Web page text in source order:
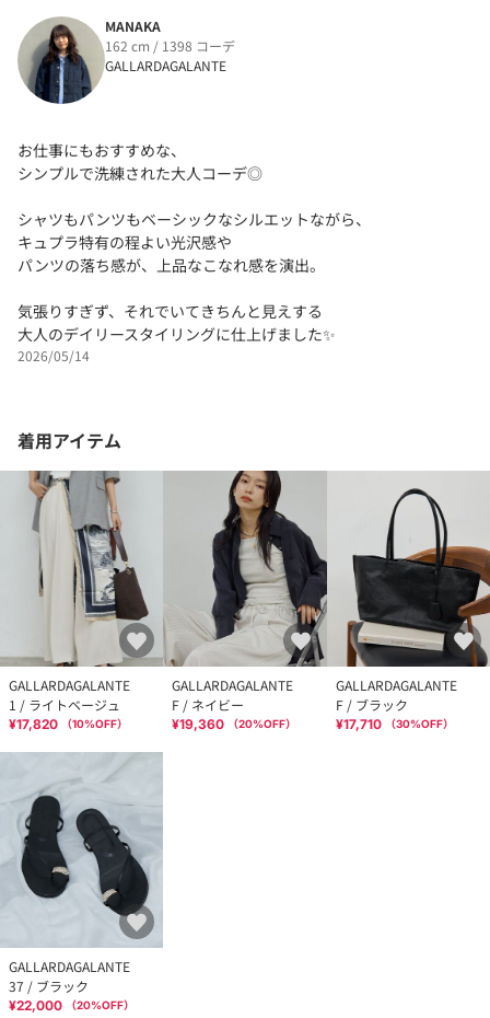
MANAKA
162 cm / 1398 コーデ
GALLARDAGALANTE
お仕事にもおすすめな、
シンプルで洗練された大人コーデ◎
シャツもパンツもベーシックなシルエットながら、
キュプラ特有の程よい光沢感や
パンツの落ち感が、上品なこなれ感を演出。
気張りすぎず、それでいてきちんと見えする
大人のデイリースタイリングに仕上げました✨
2026/05/14
着用アイテム
GALLARDAGALANTE
1 / ライトベージュ
¥17,820 （10%OFF）
GALLARDAGALANTE
F / ネイビー
¥19,360 （20%OFF）
GALLARDAGALANTE
F / ブラック
¥17,710 （30%OFF）
GALLARDAGALANTE
37 / ブラック
¥22,000 （20%OFF）